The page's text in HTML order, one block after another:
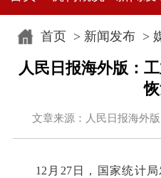
首页> 新闻发布>
人民日报海外版：
文章来源：人民日报海
12月27日，国家统计